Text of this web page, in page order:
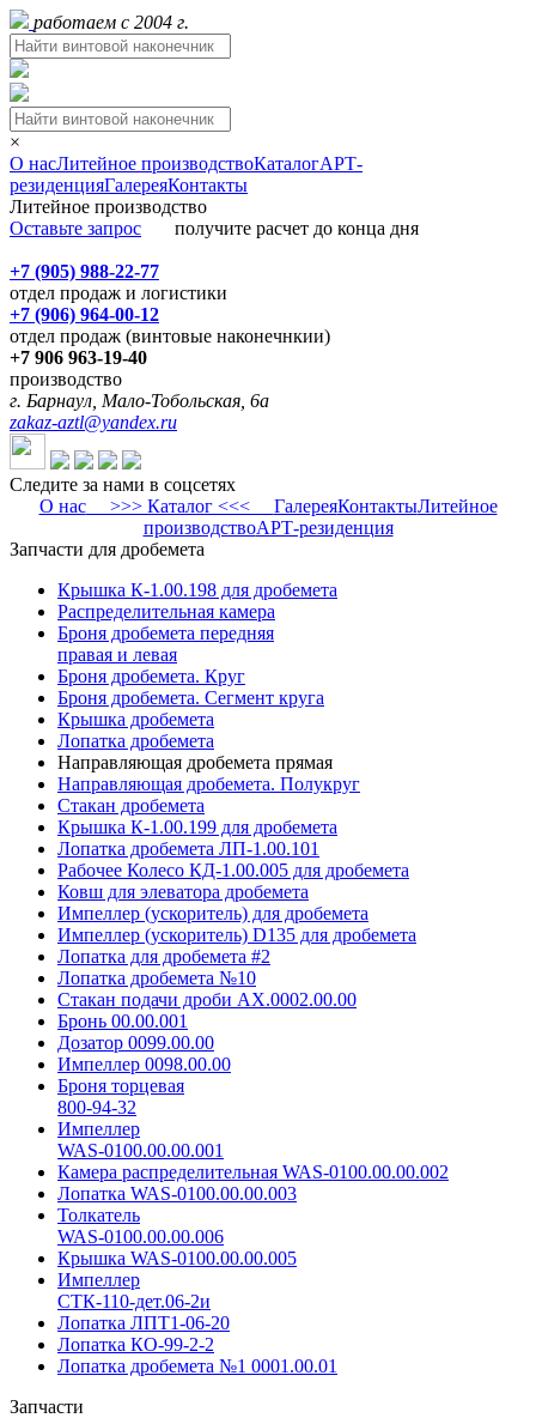
работаем с 2004 г.
×
О насЛитейное производствоКаталогАРТ-
резиденцияГалереяКонтакты
Литейное производство
Оставьте запрос получите расчет до конца дня
+7 (905) 988-22-77
отдел продаж и логистики
+7 (906) 964-00-12
отдел продаж (винтовые наконечнкии)
+7 906 963-19-40
производство
г. Барнаул, Мало-Тобольская, 6а
zakaz-aztl@yandex.ru
Следите за нами в соцсетях
О нас>>> Каталог <<< ГалереяКонтактыЛитейное
производствоАРТ-резиденция
Запчасти для дробемета
Крышка К-1.00.198 для дробемета
Распределительная камера
Броня дробемета передняя
правая и левая
Броня дробемета. Круг
Броня дробемета. Сегмент круга
Крышка дробемета
Лопатка дробемета
Направляющая дробемета прямая
Направляющая дробемета. Полукруг
Стакан дробемета
Крышка К-1.00.199 для дробемета
Лопатка дробемета ЛП-1.00.101
Рабочее Колесо КД-1.00.005 для дробемета
Ковш для элеватора дробемета
Импеллер (ускоритель) для дробемета
Импеллер (ускоритель) D135 для дробемета
Лопатка для дробемета #2
Лопатка дробемета №10
Стакан подачи дроби АХ.0002.00.00
Бронь 00.00.001
Дозатор 0099.00.00
Импеллер 0098.00.00
Броня торцевая
800-94-32
Импеллер
WAS-0100.00.00.001
Камера распределительная WAS-0100.00.00.002
Лопатка WAS-0100.00.00.003
Толкатель
WAS-0100.00.00.006
Крышка WAS-0100.00.00.005
Импеллер
СТК-110-дет.06-2и
Лопатка ЛПТ1-06-20
Лопатка КО-99-2-2
Лопатка дробемета №1 0001.00.01
Запчасти